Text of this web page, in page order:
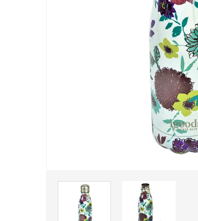
新着情報一覧へ